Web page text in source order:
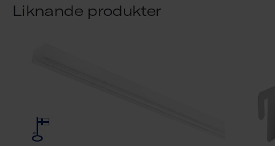
Liknande produkter